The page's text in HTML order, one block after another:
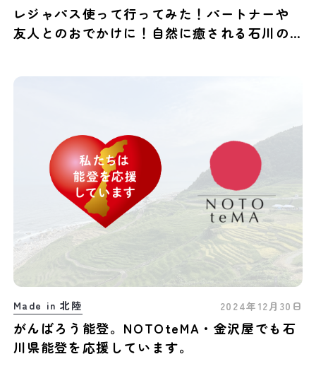
レジャパス使って行ってみた！パートナーや
友人とのおでかけに！自然に癒される石川の
Made in 北陸 2024年12月30日
がんばろう能登。NOTOteMA・金沢屋でも石
川県能登を応援しています。